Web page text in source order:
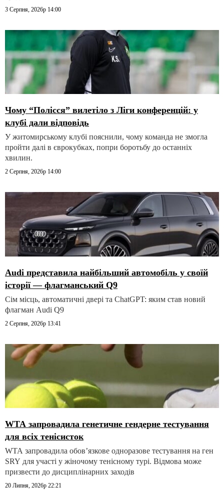
3 Серпня, 2026р 14:00
Чому “Полісся” вилетіло з Ліги конференцій: у
клубі дали відповідь
У житомирському клубі пояснили, чому команда не змогла
пройти далі в єврокубках, попри боротьбу до останніх
хвилин.
2 Серпня, 2026р 14:00
Audi представила найбільший автомобіль у своїй
історії — флагманський Q9
Сім місць, автоматичні двері та ChatGPT: яким став новий
флагман Audi Q9
2 Серпня, 2026р 13:41
WTA запровадила генетичне гендерне тестування
для всіх тенісисток
WTA запровадила обов’язкове одноразове тестування на ген
SRY для участі у жіночому тенісному турі. Відмова може
призвести до дисциплінарних заходів
20 Липня, 2026р 22:21